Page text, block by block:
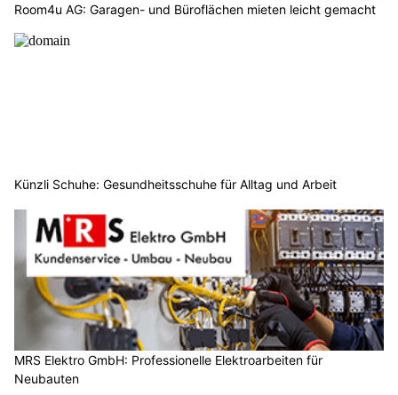
Room4u AG: Garagen- und Büroflächen mieten leicht gemacht
Künzli Schuhe: Gesundheitsschuhe für Alltag und Arbeit
MRS Elektro GmbH: Professionelle Elektroarbeiten für
Neubauten